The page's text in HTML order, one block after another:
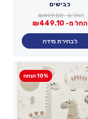
כבישים
החל מ- ₪499.00
החל מ- ₪449.10
לבחירת מידה
10% הנחה